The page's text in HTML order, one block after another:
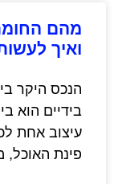
מהם
ואיך
הנכס היקר
בידיים הוא
עיצוב אחת
פינת האוכל,